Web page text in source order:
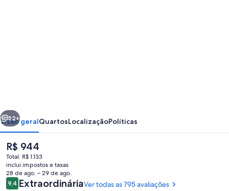
Spa
Próximo
52+
Visão geralQuartosLocalizaçãoPolíticas
O
preço
atual
é
R$ 944
R$ 944
Total: R$ 1.133
inclui impostos e taxas
28 de ago. – 29 de ago.
Avaliações
9,49,4 de 10
ExtraordináriaVer todas as 795 avaliações